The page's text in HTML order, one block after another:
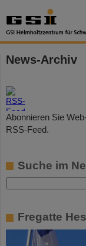
News-Archiv
Abonnieren Sie
RSS-Feed.
Suche im
Fregatte